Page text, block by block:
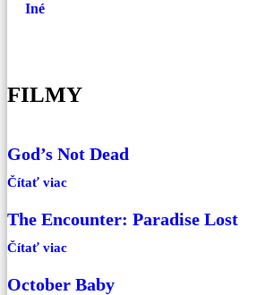
Iné
FILMY
God’s Not Dead
Čítať viac
The Encounter: Paradise Lost
Čítať viac
October Baby